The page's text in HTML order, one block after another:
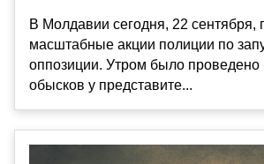
В Молдавии сегодня, 22 сентября,
масштабные акции полиции по
оппозиции. Утром было проведено
обысков у представите...